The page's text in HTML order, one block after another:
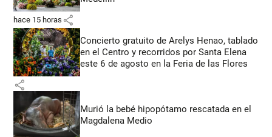
hace 15 horas share
Concierto gratuito de Arelys Henao, tablado
en el Centro y recorridos por Santa Elena
este 6 de agosto en la Feria de las Flores
share
Murió la bebé hipopótamo rescatada en el
Magdalena Medio